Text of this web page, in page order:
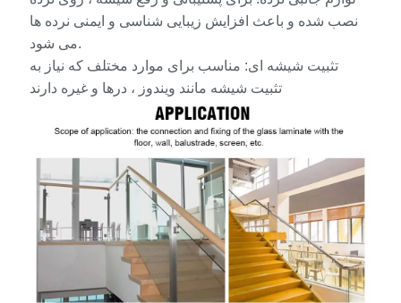
نصب شده و باعث افزایش زیبایی شناسی و ایمنی نرده ها
می شود.
تثبیت شیشه ای: مناسب برای موارد مختلف که نیاز به
تثبیت شیشه مانند ویندوز ، درها و غیره دارند